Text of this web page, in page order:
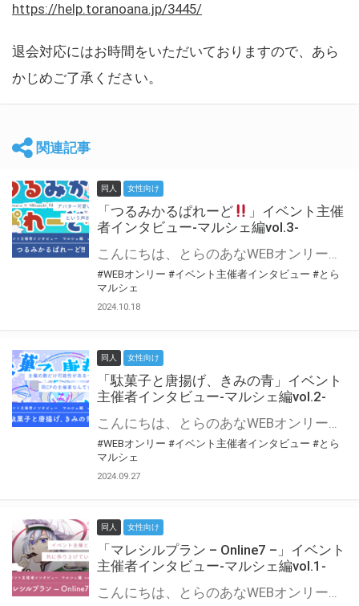
https://help.toranoana.jp/3445/
退会対応にはお時間をいただいておりますので、あら
かじめご了承ください。
関連記事
同人 女性向け
「つるみかるぱれーど
」イベント主催
者インタビュー-マルシェ編vol.3-
こんにちは、とらのあなWEBオンリー運営スタッフです。 新たにお届けする、イベント主催者インタビュー-マルシェ編-は、 とらのあなWEBオンリー「マルシェ」をご利用した主催様に 「マルシェ」を使って開催した感想や心がけをお聞きする企画です。 今回は、WEBオンリー初開催「つるみかるぱれーど
#WEBオンリー #イベント主催者インタビュー #とら
マルシェ
2024.10.18
同人 女性向け
「駄菓子と唐揚げ、きみの青」イベント
主催者インタビュー-マルシェ編vol.2-
こんにちは、とらのあなWEBオンリー運営スタッフです。 新たにお届けする、イベント主催者インタビュー-マルシェ編-は、 とらのあなWEBオンリー「マルシェ」をご利用の主催様に 「マルシェ」を使ってイベントを開催した感想や心がけをお聞きする企画です。 今回は、WEBオンリー初開催「駄菓子と唐揚げ、きみの青」より、 主催のぎこ六屋様にお話を伺いました。 協力：ぎこ六屋様／イベント公式Twitter（@krkgwks） とらのあなWEBオンリー「マルシェ」とは？ WEBオンリーでリアルタイムでコミュニケーションがとれるオンライン会場です。
#WEBオンリー #イベント主催者インタビュー #とら
マルシェ
2024.09.27
同人 女性向け
「マレシルプラン – Online7 –」イベント
主催者インタビュー-マルシェ編vol.1-
こんにちは、とらのあなWEBオンリー運営スタッフです。 新たにお届けする、イベント主催者インタビュー-マルシェ編-は、 とらのあなWEBオンリー「マルシェ」をご利用した主催様に 「マルシェ」を使って開催した感想や心がけをお聞きする企画です。 今回は、WEBオンリー開催7回目迎えた「マレシルプラン – Online7 –」より、 主催の玉川うた様にお話を伺いました。 ▼マレシルプランのインタビュー前回記事 「イベント主催者インタビュー vol.6」はこちら 協力：玉川うた様（マレシルプラン実行委員会 代表）／イベント公式Twitter（@mallesil_plan） とらのあなWEBオンリー「マルシェ」とは？ WEBオンリーでリアルタイムでコミュニケーションがとれるオンライン会場です。